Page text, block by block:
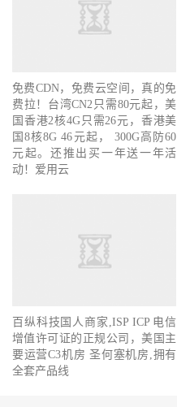
免费CDN，免费云空间，真的免
费拉！台湾CN2只需80元起，美
国香港2核4G只需26元，香港美
国8核8G 46元起， 300G高防60
元起。还推出买一年送一年活
动！爱用云
百纵科技国人商家,ISP ICP 电信
增值许可证的正规公司，美国主
要运营C3机房 圣何塞机房,拥有
全套产品线